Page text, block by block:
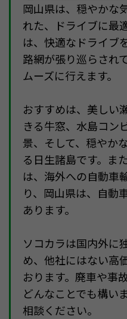
岡山県は、穏やかな
れた、ドライブに最
は、快適なドライブ
路網が張り巡らされ
ムーズに行えます。
おすすめは、美しい
きる牛窓、水島コン
景、そして、穏やか
る日生諸島です。ま
は、海外への自動車
り、岡山県は、自動
あります。
ソコカラは国内外に
め、他社にはない高
おります。廃車や事
どんなことでも構い
相談ください。